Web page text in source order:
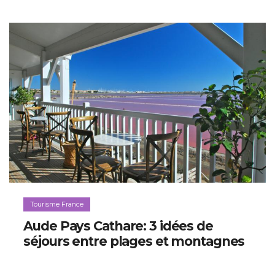
Tourisme France
Aude Pays Cathare: 3 idées de
séjours entre plages et montagnes